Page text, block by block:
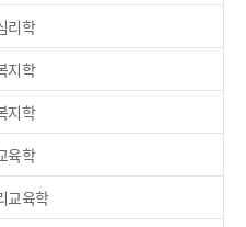
리학
지학
지학
육학
교육학